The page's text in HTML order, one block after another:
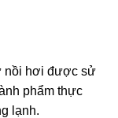
hơi được sử
phẩm thực
lạnh.